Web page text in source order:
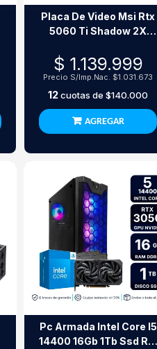
Placa De Video Msi Rtx
5060 Ti Shadow 2X
$ 1.139.999
Precio S/Imp.Nac. $1.031.673
12cuotas de $140.000
AGREGAR
Pc Armada Intel Core I5
14400 16Gb 1Tb Ssd Rtx